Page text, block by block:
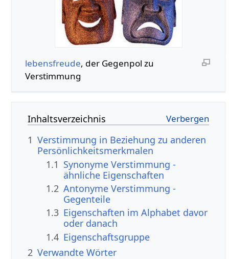
lebensfreude, der Gegenpol zu
Verstimmung
Inhaltsverzeichnis
1 Verstimmung in Beziehung zu anderen
Persönlichkeitsmerkmalen
1.1 Synonyme Verstimmung -
ähnliche Eigenschaften
1.2 Antonyme Verstimmung -
Gegenteile
1.3 Eigenschaften im Alphabet davor
oder danach
1.4 Eigenschaftsgruppe
2 Verwandte Wörter